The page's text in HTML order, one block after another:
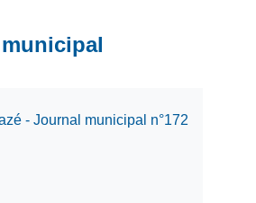
- Journal municipal n°172